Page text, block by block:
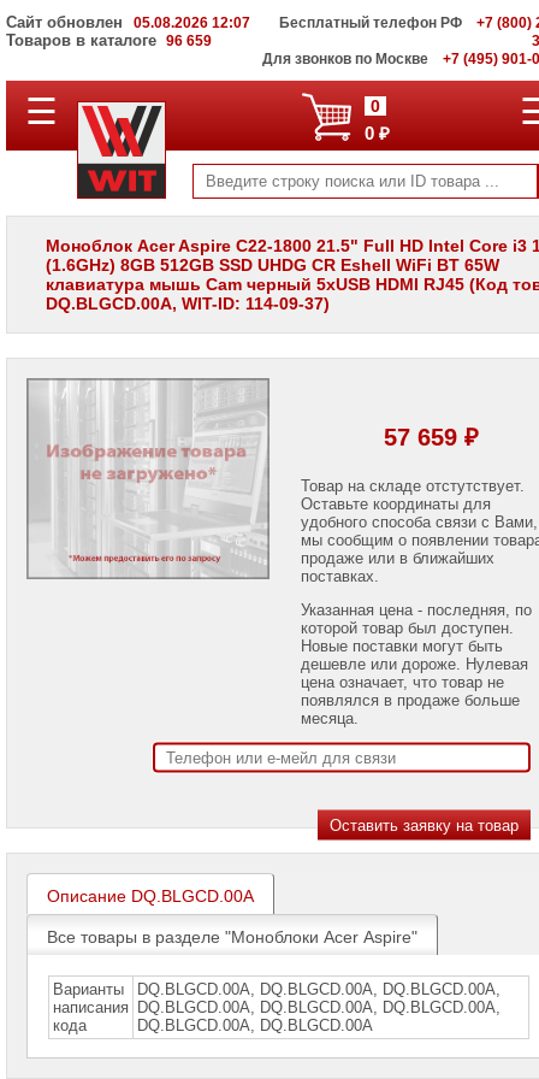
Сайт обновлен 05.08.2026 12:07
Товаров в каталоге 96 659
Бесплатный телефон РФ
+7 (800)
Для звонков по Москве
+7 (495) 901-
ПОЛНЫЙ
КАТАЛОГ
Корпоративные
серверы
WIT
Системы
хранения
данных
Мониторы
LCD
Проекторы
проекторов
Acer
Aspire
►
Моноблоки
Veriton
Моноблоки
Acer
☰ 0
0 ₽
Моноблок Acer Aspire C22-1800 21.5" Full HD Intel Core i3
(1.6GHz) 8GB 512GB SSD UHDG CR Eshell WiFi BT 65W
клавиатура мышь Cam черный 5xUSB HDMI RJ45 (Код
DQ.BLGCD.00A, WIT-ID: 114-09-37)
57 659 ₽
Товар на складе отстутствует.
Оставьте координаты для
удобного способа связи с Вами,
мы сообщим о появлении
продаже или в ближайших
поставках.
Указанная цена - последняя, по
которой товар был доступен.
Новые поставки могут быть
дешевле или дороже. Нулевая
цена означает, что товар не
появлялся в продаже больше
месяца.
Описание DQ.BLGCD.00A
Все товары в разделе "Моноблоки Acer Aspire"
Варианты
написания
кода
DQ.BLGCD.00A, DQ.BLGCD.00A, DQ.BLGCD.00А,
DQ.ВLGCD.00А, DQ.ВLGCD.00А, DQ.ВLGСD.00А,
DQ.ВLGСD.00А, DQ.ВLGСD.00А